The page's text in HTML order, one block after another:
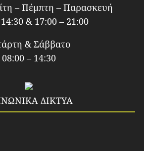
– Πέμπτη – Παρασκευή
& 17:00 – 21:00
& Σάββατο
08:00 – 14:30
ΔΙΚΤΥΑ